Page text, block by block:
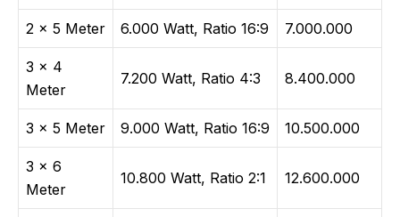
2 × 5 Meter 6.000 Watt, Ratio 16:9 7.000.000
3 × 4
Meter
7.200 Watt, Ratio 4:3 8.400.000
3 × 5 Meter 9.000 Watt, Ratio 16:9 10.500.000
3 × 6
Meter
10.800 Watt, Ratio 2:1 12.600.000